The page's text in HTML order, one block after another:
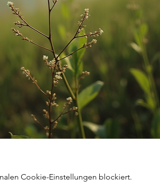
Cookie-Einstellungen blockiert.